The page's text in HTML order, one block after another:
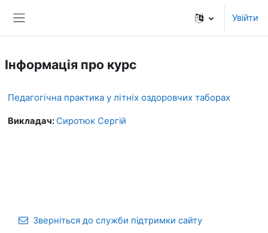
Увійти
Інформація про курс
Педагогічна практика у літніх оздоровчих таборах
Викладач:Сиротюк Сергій
Зверніться до служби підтримки сайту